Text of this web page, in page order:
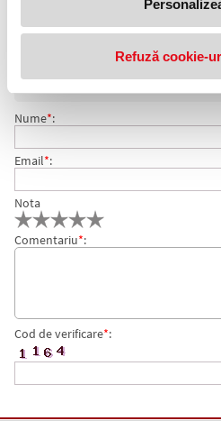
Refuză cookie-
COMENTARII ETICHETE
Nu exista comentarii. Fii primul care
Adresa de e-mail ramane
Nume*:
Email*:
Nota
Comentariu*:
Cod de verificare*: